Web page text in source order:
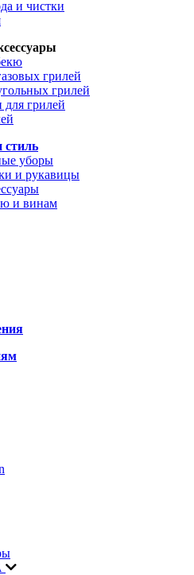
и чистки
грилей
грилей
грилей
стиль
уборы
и рукавицы
и винам